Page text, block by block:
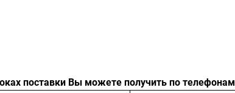
поставки Вы можете получить по телефонам